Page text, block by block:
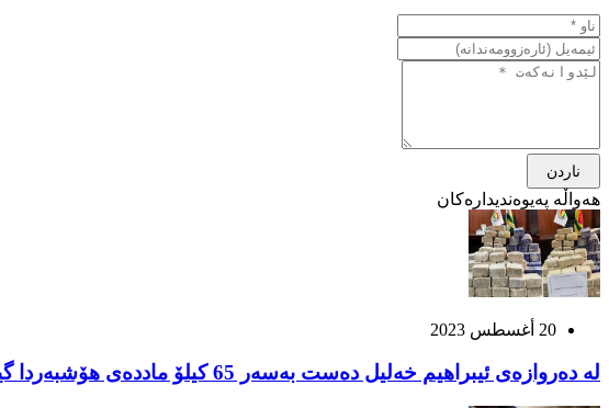
ناردن
هەواڵە پەیوەندیدارەکان
20 أغسطس 2023
له‌ ده‌روازه‌ی ئیبراهیم خه‌لیل ده‌ست به‌سه‌ر 65 كیلۆ مادده‌ی هۆشبه‌ردا گیرا